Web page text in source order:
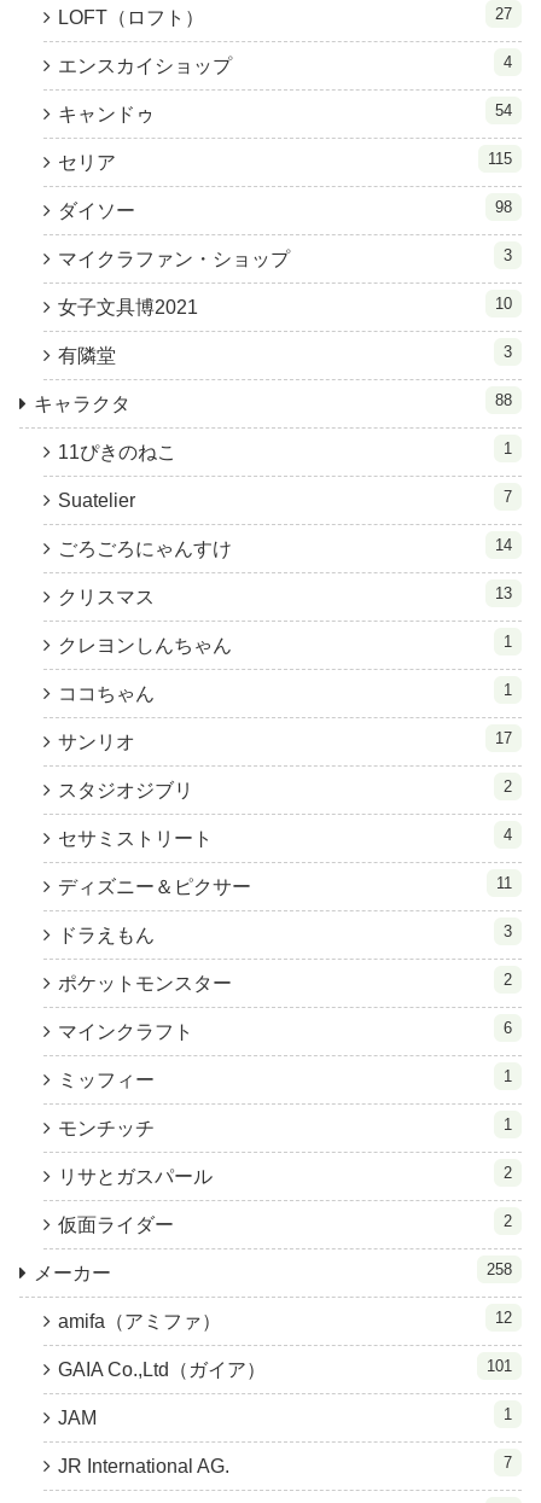
LOFT（ロフト） 27
エンスカイショップ 4
キャンドゥ 54
セリア 115
ダイソー 98
マイクラファン・ショップ 3
女子文具博2021 10
有隣堂 3
キャラクタ 88
11ぴきのねこ 1
Suatelier 7
ごろごろにゃんすけ 14
クリスマス 13
クレヨンしんちゃん 1
ココちゃん 1
サンリオ 17
スタジオジブリ 2
セサミストリート 4
ディズニー＆ピクサー 11
ドラえもん 3
ポケットモンスター 2
マインクラフト 6
ミッフィー 1
モンチッチ 1
リサとガスパール 2
仮面ライダー 2
メーカー 258
amifa（アミファ） 12
GAIA Co.,Ltd（ガイア） 101
JAM 1
JR International AG. 7